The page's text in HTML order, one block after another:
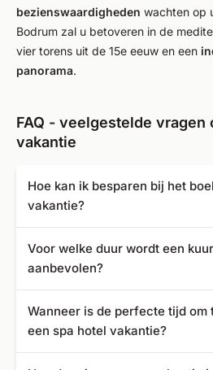
bezienswaardigheden wachten op
Bodrum zal u betoveren in de
vier torens uit de 15e eeuw en een
panorama.
FAQ - veelgestelde vragen
vakantie
Hoe kan ik besparen bij het
vakantie?
deals, maar ook met
Voor welke duur wordt een
aanbevolen?
voor een kuurvakantie. Maar u
vinden voor korte vakanties van 3
Wanneer is de perfecte tijd om
een spa hotel vakantie?